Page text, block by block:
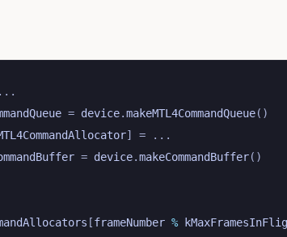
...
= device.makeMTL4CommandQueue()
] =
...
= device.makeCommandBuffer()
[frameNumber %